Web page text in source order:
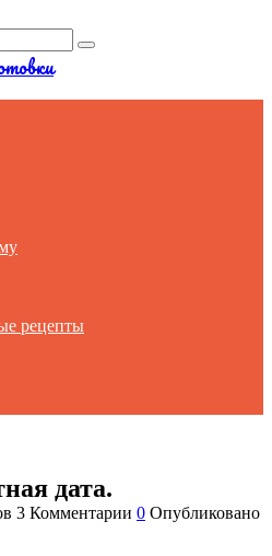
рецепты
дата.
3 Комментарии 0 Опубликовано